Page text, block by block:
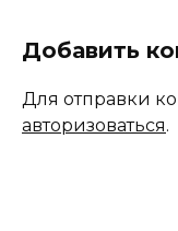
Добавить
Для отправки
авторизоваться.